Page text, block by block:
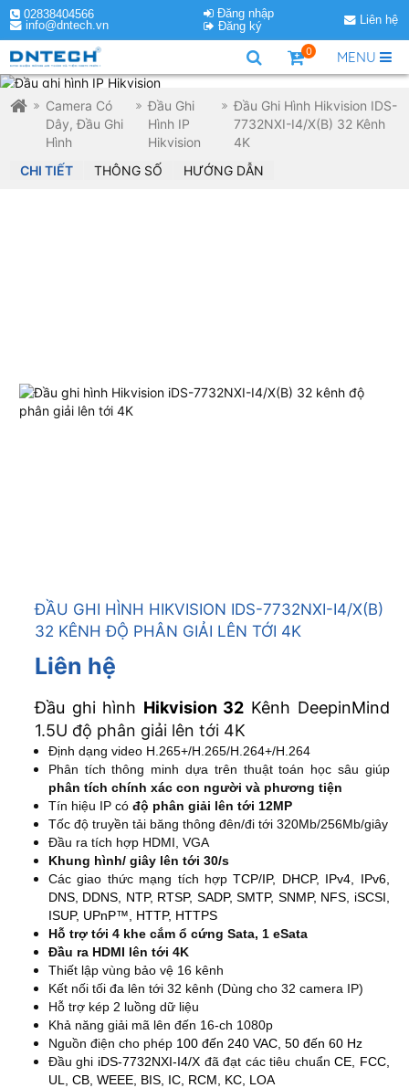
02838404566
info@dntech.vn
Đăng nhập
Đăng ký
Liên hệ
MENU
0
Camera Có
Dây, Đầu Ghi
Hình
Đầu Ghi
Hình IP
Hikvision
Đầu Ghi Hình Hikvision IDS-
7732NXI-I4/X(B) 32 Kênh
4K
CHI TIẾT
THÔNG SỐ HƯỚNG DẪN
ĐẦU GHI HÌNH HIKVISION IDS-7732NXI-I4/X(B)
32 KÊNH ĐỘ PHÂN GIẢI LÊN TỚI 4K
Liên hệ
Đầu ghi hình Hikvision 32 Kênh DeepinMind
1.5U độ phân giải lên tới 4K
Định dạng video H.265+/H.265/H.264+/H.264
Phân tích thông minh dựa trên thuật toán học sâu giúp
phân tích chính xác con người và phương tiện
Tín hiệu IP có độ phân giải lên tới 12MP
Tốc độ truyền tải băng thông đên/đi tới 320Mb/256Mb/giây
Đầu ra tích hợp HDMI, VGA
Khung hình/ giây lên tới 30/s
Các giao thức mạng tích hợpTCP/IP, DHCP, IPv4, IPv6,
DNS, DDNS, NTP, RTSP, SADP, SMTP, SNMP, NFS, iSCSI,
ISUP, UPnP™, HTTP, HTTPS
Hỗ trợ tới 4 khe cắm ổ cứng Sata, 1 eSata
Đầu ra HDMI lên tới 4K
Thiết lập vùng bảo vệ 16 kênh
Kết nối tối đa lên tới 32 kênh (Dùng cho 32 camera IP)
Hỗ trợ kép 2 luồng dữ liệu
Khả năng giải mã lên đến 16-ch 1080p
Nguồn điện cho phép 100 đến 240 VAC, 50 đến 60 Hz
Đầu ghi iDS-7732NXI-I4/X đã đạt các tiêu chuẩnCE, FCC,
UL, CB, WEEE, BIS, IC, RCM, KC, LOA